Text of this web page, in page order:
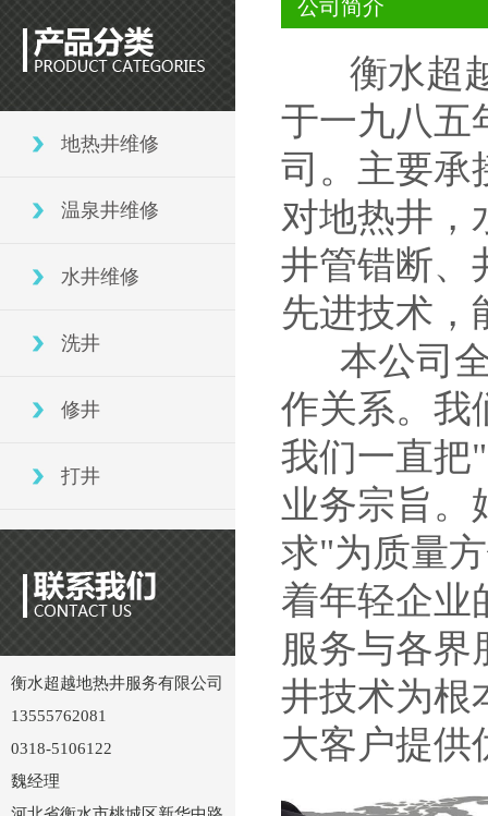
地热井维修
温泉井维修
水井维修
洗井
修井
打井
衡水超越地热井服务有限公司
13555762081
0318-5106122
魏经理
公司简介
衡水超越
于一九八五
司。主要承
对地热井，
井管错断、
先进技术
本公司全
作关系。我
我们一直把
业务宗旨。
求"为质量
着年轻企业
服务与各界
井技术为根
大客户提供